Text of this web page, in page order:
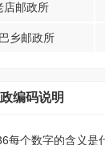
店邮政所
乡邮政所
编码说明
每个数字的含义是